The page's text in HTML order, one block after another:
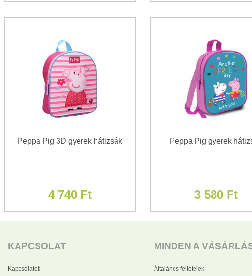
Peppa Pig 3D gyerek hátizsák
4 740 Ft
Peppa Pig gyerek
3 580 Ft
KAPCSOLAT
Kapcsolatok
MINDEN A
Általános feltételek